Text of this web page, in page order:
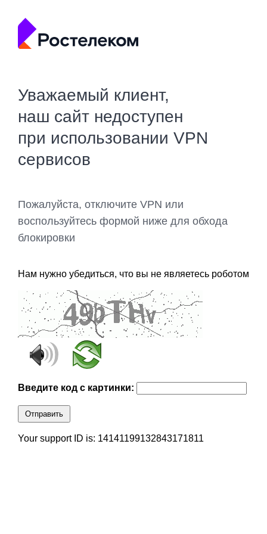
Уважаемый клиент,
наш сайт недоступен
при использовании VPN
сервисов
Пожалуйста, отключите VPN или
воспользуйтесь формой ниже для обхода
блокировки
Нам нужно убедиться, что вы не являетесь роботом
Введите код с картинки:
Отправить
Your support ID is: 14141199132843171811